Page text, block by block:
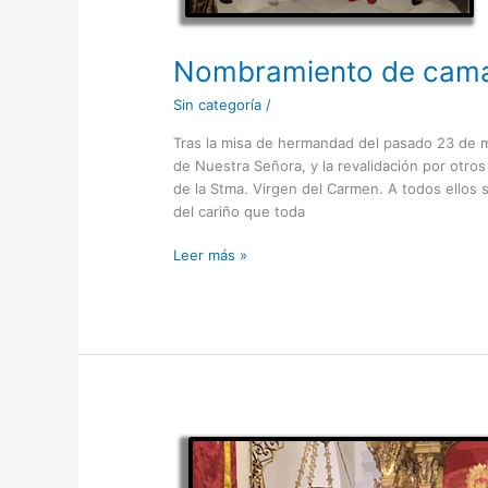
Nombramiento de
Sin categoría/
Tras la misa de hermandad del pasado 23 de
de Nuestra Señora, y la revalidación por
de la Stma. Virgen del Carmen. A todos
del cariño que toda
Leer más »
Jornadas